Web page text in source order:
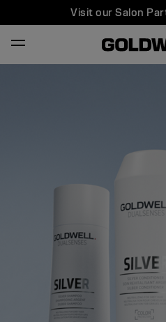
Visit our Salon